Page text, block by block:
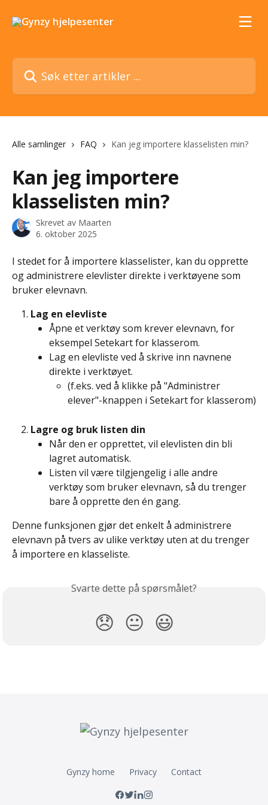
Søk etter artikler ...
Alle samlinger FAQ Kan jeg importere klasselisten min?
Kan jeg importere
klasselisten min?
Skrevet av Maarten
6. oktober 2025
I stedet for å importere klasselister, kan du opprette
og administrere elevlister direkte i verktøyene som
bruker elevnavn.
Lag en elevliste
Åpne et verktøy som krever elevnavn, for
eksempel Setekart for klasserom.
Lag en elevliste ved å skrive inn navnene
direkte i verktøyet.
(f.eks. ved å klikke på "Administrer
elever"-knappen i Setekart for klasserom)
Lagre og bruk listen din
Når den er opprettet, vil elevlisten din bli
lagret automatisk.
Listen vil være tilgjengelig i alle andre
verktøy som bruker elevnavn, så du trenger
bare å opprette den én gang.
Denne funksjonen gjør det enkelt å administrere
elevnavn på tvers av ulike verktøy uten at du trenger
å importere en klasseliste.
Svarte dette på spørsmålet?
😞 😐 😃
Gynzy home Privacy Contact